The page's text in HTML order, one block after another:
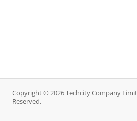
Copyright © 2026 Techcity Company
Reserved.